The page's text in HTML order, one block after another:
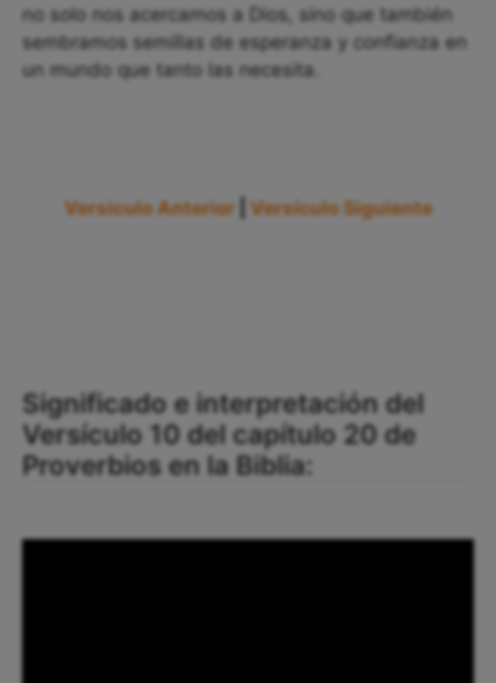
no solo nos acercamos a Dios, sino que también
sembramos semillas de esperanza y confianza en
un mundo que tanto las necesita.
Versículo Anterior Versículo Siguiente
Significado e interpretación del
Versículo 10 del capítulo 20 de
Proverbios en la Biblia: